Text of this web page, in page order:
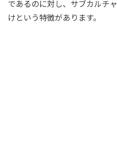
であるのに対し、サブカルチ
けという特徴があります。